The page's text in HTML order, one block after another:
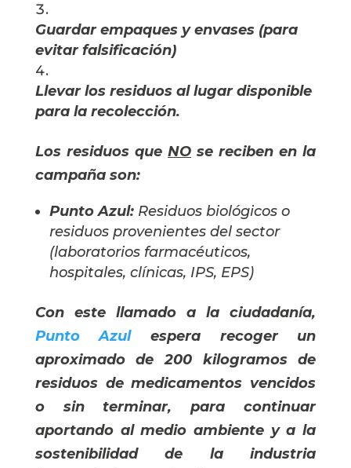
Guardar empaques y envases (para
evitar falsificación)
Llevar los residuos al lugar disponible
para la recolección.
Los residuos que NOse reciben en la
campaña son:
Punto Azul: Residuos biológicos o
residuos provenientes del sector
(laboratorios farmacéuticos,
hospitales, clínicas, IPS, EPS)
Con este llamado a la ciudadanía,
Punto Azulespera recoger un
aproximado de 200 kilogramos de
residuos de medicamentos vencidos
o sin terminar, para continuar
aportando al medio ambiente y a la
sostenibilidad de la industria